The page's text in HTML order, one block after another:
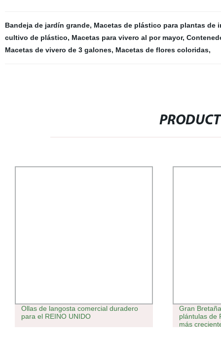
Bandeja de jardín grande, Macetas de plástico para plantas de
cultivo de plástico, Macetas para vivero al por mayor,
Macetas de vivero de 3 galones, Macetas de flores coloridas,
Ollas de langosta comercial duradero
para el REINO UNIDO
Gran
plántulas de
más